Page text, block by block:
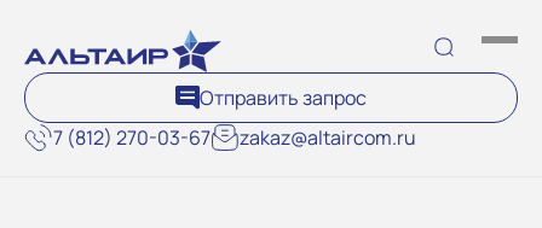
7 (812) 270-03-67 zakaz@altaircom.ru
Отправить запрос